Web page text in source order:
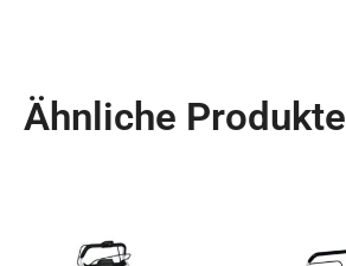
Ähnliche Produkte